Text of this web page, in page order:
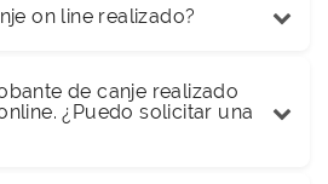
on line realizado?
de canje realizado
¿Puedo solicitar una